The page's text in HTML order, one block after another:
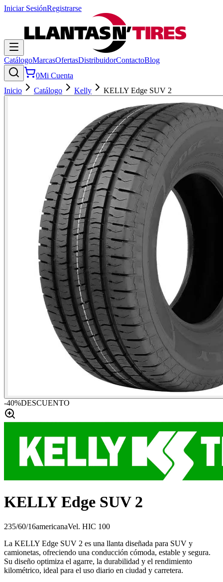
Iniciar SesiónRegistrarse
CatálogoMarcasOfertasDistribuidorContactoBlog
0Mi Cuenta
Inicio
Catálogo Kelly KELLY Edge SUV 2
-40%DESCUENTO
KELLY Edge SUV 2
235/60/16americanaVel. HIC 100
La KELLY Edge SUV 2 es una llanta diseñada para SUV y
camionetas, ofreciendo una conducción cómoda, estable y segura.
Su diseño optimiza el agarre, la durabilidad y el rendimiento
kilométrico, ideal para el uso diario en ciudad y carretera.